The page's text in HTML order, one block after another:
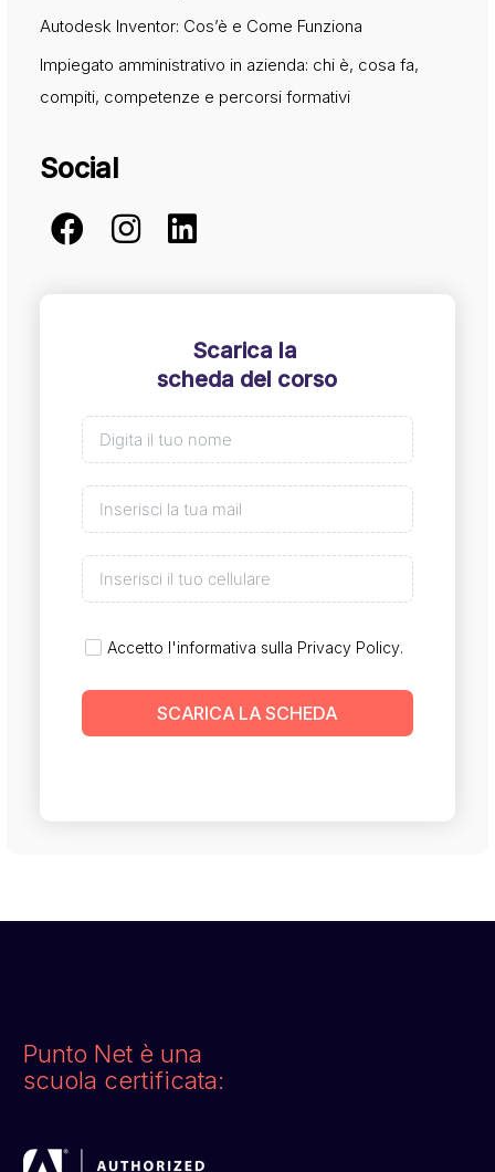
Autodesk Inventor: Cos’è e Come Funziona
Impiegato amministrativo in azienda: chi è, cosa fa,
compiti, competenze e percorsi formativi
Social
Scarica la
scheda del corso
Accetto l'informativa sulla Privacy Policy.
SCARICA LA SCHEDA
Punto Net è una
scuola certificata: